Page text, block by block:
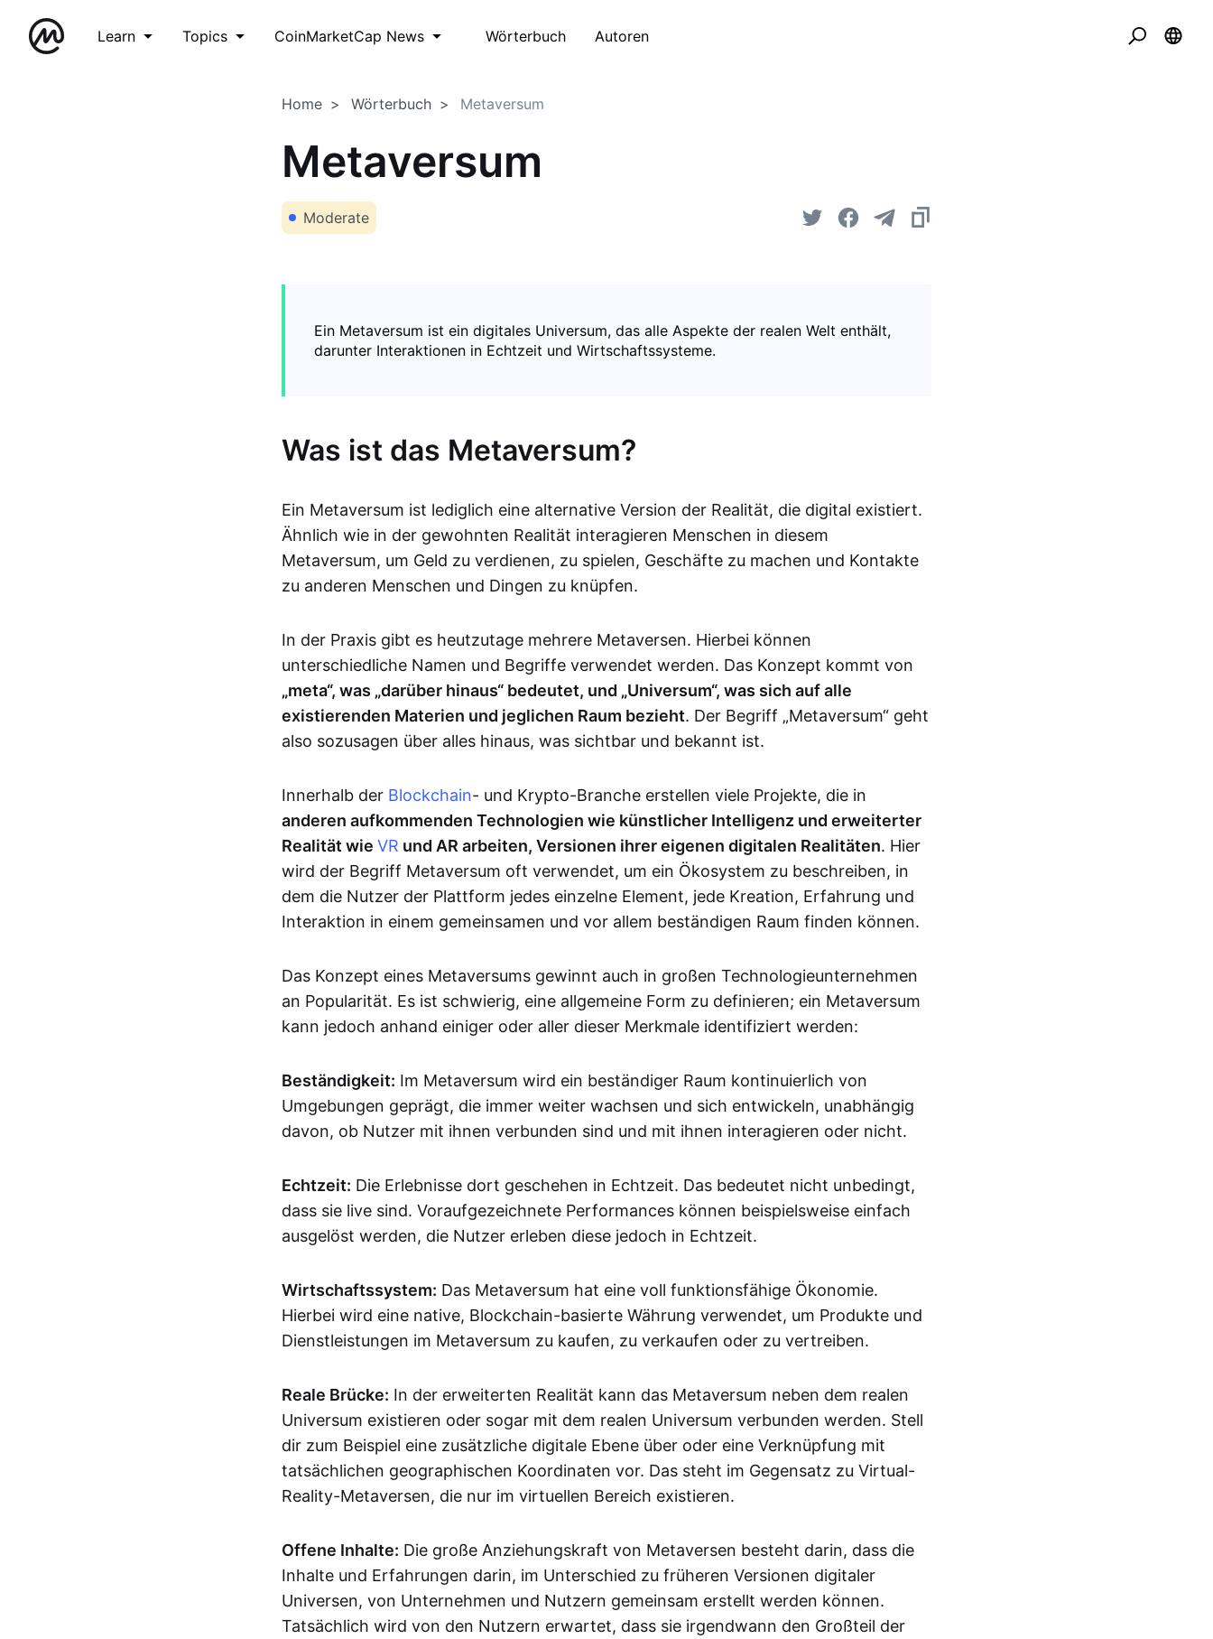
Learn Topics CoinMarketCap News Wörterbuch Autoren
Home Wörterbuch Metaversum
Metaversum
Moderate
Ein Metaversum ist ein digitales Universum, das alle Aspekte der realen Welt enthält,
darunter Interaktionen in Echtzeit und Wirtschaftssysteme.
Was ist das Metaversum?
Ein Metaversum ist lediglich eine alternative Version der Realität, die digital existiert.
Ähnlich wie in der gewohnten Realität interagieren Menschen in diesem
Metaversum, um Geld zu verdienen, zu spielen, Geschäfte zu machen und Kontakte
zu anderen Menschen und Dingen zu knüpfen.
In der Praxis gibt es heutzutage mehrere Metaversen. Hierbei können
unterschiedliche Namen und Begriffe verwendet werden. Das Konzept kommt von
„meta“, was „darüber hinaus“ bedeutet, und „Universum“, was sich auf alle
existierenden Materien und jeglichen Raum bezieht. Der Begriff „Metaversum“ geht
also sozusagen über alles hinaus, was sichtbar und bekannt ist.
Innerhalb der Blockchain- und Krypto-Branche erstellen viele Projekte, die in
anderen aufkommenden Technologien wie künstlicher Intelligenz und erweiterter
Realität wie VR und AR arbeiten, Versionen ihrer eigenen digitalen Realitäten. Hier
wird der Begriff Metaversum oft verwendet, um ein Ökosystem zu beschreiben, in
dem die Nutzer der Plattform jedes einzelne Element, jede Kreation, Erfahrung und
Interaktion in einem gemeinsamen und vor allem beständigen Raum finden können.
Das Konzept eines Metaversums gewinnt auch in großen Technologieunternehmen
an Popularität. Es ist schwierig, eine allgemeine Form zu definieren; ein Metaversum
kann jedoch anhand einiger oder aller dieser Merkmale identifiziert werden:
Beständigkeit: Im Metaversum wird ein beständiger Raum kontinuierlich von
Umgebungen geprägt, die immer weiter wachsen und sich entwickeln, unabhängig
davon, ob Nutzer mit ihnen verbunden sind und mit ihnen interagieren oder nicht.
Echtzeit: Die Erlebnisse dort geschehen in Echtzeit. Das bedeutet nicht unbedingt,
dass sie live sind. Voraufgezeichnete Performances können beispielsweise einfach
ausgelöst werden, die Nutzer erleben diese jedoch in Echtzeit.
Wirtschaftssystem: Das Metaversum hat eine voll funktionsfähige Ökonomie.
Hierbei wird eine native, Blockchain-basierte Währung verwendet, um Produkte und
Dienstleistungen im Metaversum zu kaufen, zu verkaufen oder zu vertreiben.
Reale Brücke: In der erweiterten Realität kann das Metaversum neben dem realen
Universum existieren oder sogar mit dem realen Universum verbunden werden. Stell
dir zum Beispiel eine zusätzliche digitale Ebene über oder eine Verknüpfung mit
tatsächlichen geographischen Koordinaten vor. Das steht im Gegensatz zu Virtual-
Reality-Metaversen, die nur im virtuellen Bereich existieren.
Offene Inhalte: Die große Anziehungskraft von Metaversen besteht darin, dass die
Inhalte und Erfahrungen darin, im Unterschied zu früheren Versionen digitaler
Universen, von Unternehmen und Nutzern gemeinsam erstellt werden können.
Tatsächlich wird von den Nutzern erwartet, dass sie irgendwann den Großteil der